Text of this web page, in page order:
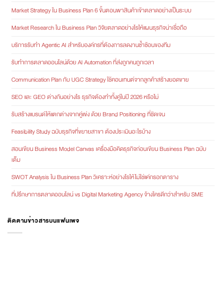
Market Strategy ใน Business Plan 6 ขั้นตอนพาสินค้าเข้าตลาดอย่างเป็นระบบ
Market Research ใน Business Plan วิจัยตลาดอย่างไรให้แผนธุรกิจน่าเชื่อถือ
บริการรับทำ Agentic AI สำหรับองค์กรที่ต้องการลดงานซ้ำซ้อนของทีม
รับทำการตลาดออนไลน์ด้วย AI Automation ที่ส่งถูกคนถูกเวลา
Communication Plan กับ UGC Strategy ใช้คอนเทนต์จากลูกค้าสร้างยอดขาย
SEO และ GEO ต่างกันอย่างไร ธุรกิจต้องทำทั้งคู่ในปี 2026 หรือไม่
รับสร้างแบรนด์ให้แตกต่างจากคู่แข่ง ด้วย Brand Positioning ที่ชัดเจน
Feasibility Study ฉบับธุรกิจที่ขยายสาขา ต้องประเมินอะไรบ้าง
สอนเขียน Business Model Canvas เครื่องมือคิดธุรกิจก่อนเขียน Business Plan ฉบับ
เต็ม
SWOT Analysis ใน Business Plan วิเคราะห์อย่างไรให้ไม่ใช่แค่กรอกตาราง
ที่ปรึกษาการตลาดออนไลน์ vs Digital Marketing Agency จ้างใครดีกว่าสำหรับ SME
ติดตามข่าวสารบนแฟนเพจ